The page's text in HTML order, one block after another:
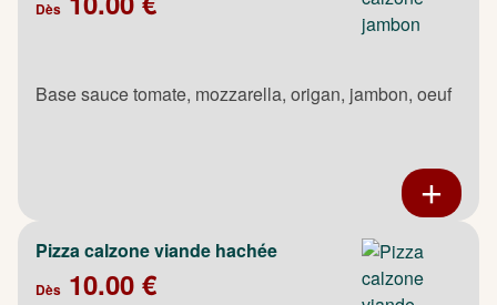
Dès
Base sauce tomate, mozzarella, origan, jambon, oeuf
Pizza calzone viande hachée
Dès 10.00 €